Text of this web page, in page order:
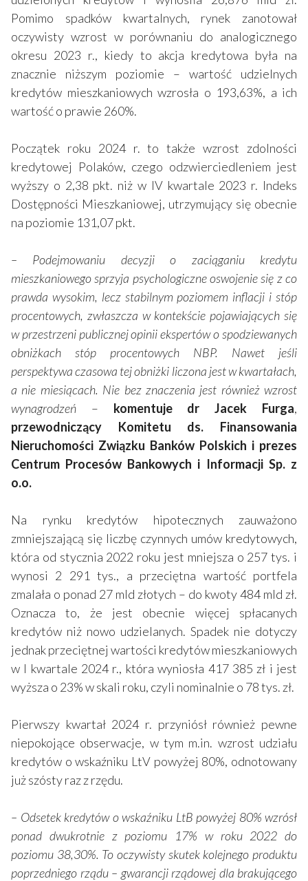
Pomimo spadków kwartalnych, rynek zanotował
oczywisty wzrost w porównaniu do analogicznego
okresu 2023 r., kiedy to akcja kredytowa była na
znacznie niższym poziomie – wartość udzielnych
kredytów mieszkaniowych wzrosła o 193,63%, a ich
wartość o prawie 260%.
Początek roku 2024 r. to także wzrost zdolności
kredytowej Polaków, czego odzwierciedleniem jest
wyższy o 2,38 pkt. niż w IV kwartale 2023 r. Indeks
Dostępności Mieszkaniowej, utrzymujący się obecnie
na poziomie 131,07 pkt.
– Podejmowaniu decyzji o zaciąganiu kredytu
mieszkaniowego sprzyja psychologiczne oswojenie się z co
prawda wysokim, lecz stabilnym poziomem inflacji i stóp
procentowych, zwłaszcza w kontekście pojawiających się
w przestrzeni publicznej opinii ekspertów o spodziewanych
obniżkach stóp procentowych NBP. Nawet jeśli
perspektywa czasowa tej obniżki liczona jest w kwartałach,
a nie miesiącach. Nie bez znaczenia jest również wzrost
wynagrodzeń – komentuje dr Jacek Furga,
przewodniczący Komitetu ds. Finansowania
Nieruchomości Związku Banków Polskich i prezes
Centrum Procesów Bankowych i Informacji Sp. z
o.o.
Na rynku kredytów hipotecznych zauważono
zmniejszającą się liczbę czynnych umów kredytowych,
która od stycznia 2022 roku jest mniejsza o 257 tys. i
wynosi 2 291 tys., a przeciętna wartość portfela
zmalała o ponad 27 mld złotych – do kwoty 484 mld zł.
Oznacza to, że jest obecnie więcej spłacanych
kredytów niż nowo udzielanych. Spadek nie dotyczy
jednak przeciętnej wartości kredytów mieszkaniowych
w I kwartale 2024 r., która wyniosła 417 385 zł i jest
wyższa o 23% w skali roku, czyli nominalnie o 78 tys. zł.
Pierwszy kwartał 2024 r. przyniósł również pewne
niepokojące obserwacje, w tym m.in. wzrost udziału
kredytów o wskaźniku LtV powyżej 80%, odnotowany
już szósty raz z rzędu.
– Odsetek kredytów o wskaźniku LtB powyżej 80% wzrósł
ponad dwukrotnie z poziomu 17% w roku 2022 do
poziomu 38,30%. To oczywisty skutek kolejnego produktu
poprzedniego rządu – gwarancji rządowej dla brakującego